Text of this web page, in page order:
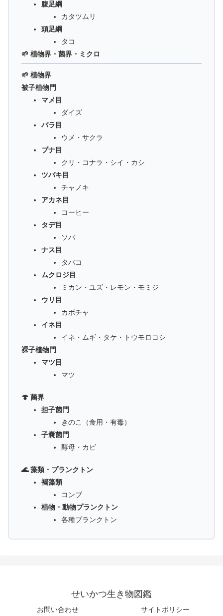
腹足綱
カタツムリ
頭足綱
タコ
🌱 植物界・菌界・ミクロ
🌱 植物界
被子植物門
マメ目
ダイズ
バラ目
ウメ・サクラ
ブナ目
クリ・コナラ・シイ・カシ
ツバキ目
チャノキ
アカネ目
コーヒー
タデ目
ソバ
ナス目
タバコ
ムクロジ目
ミカン・ユズ・レモン・モミジ
ウリ目
カボチャ
イネ目
イネ・ムギ・タケ・トウモロコシ
裸子植物門
マツ目
マツ
🍄 菌界
担子菌門
きのこ（食用・有毒）
子嚢菌門
酵母・カビ
🌊 藻類・プランクトン
褐藻類
コンブ
植物・動物プランクトン
各種プランクトン
せいかつ生き物図鑑
お問い合わせ サイトポリシー